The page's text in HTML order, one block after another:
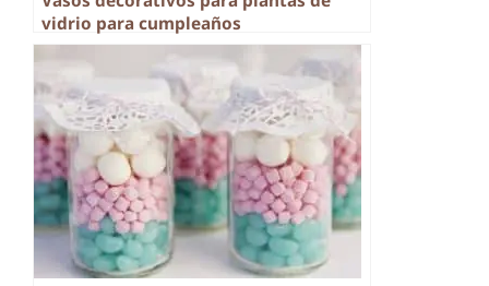
vidrio para cumpleaños